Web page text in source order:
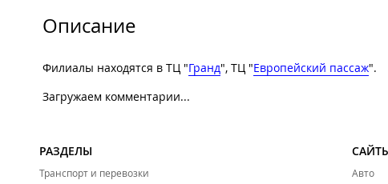
Описание
Филиалы находятся в ТЦ "Гранд", ТЦ "Европейский пассаж".
Загружаем комментарии...
РАЗДЕЛЫ
Транспорт и перевозки
Авто